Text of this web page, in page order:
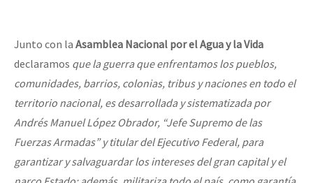
Junto con la Asamblea Nacional por el Agua y la Vida
declaramos que la guerra que enfrentamos los pueblos,
comunidades, barrios, colonias, tribus y naciones en todo el
territorio nacional, es desarrollada y sistematizada por
Andrés Manuel López Obrador, “Jefe Supremo de las
Fuerzas Armadas” y titular del Ejecutivo Federal, para
garantizar y salvaguardar los intereses del gran capital y el